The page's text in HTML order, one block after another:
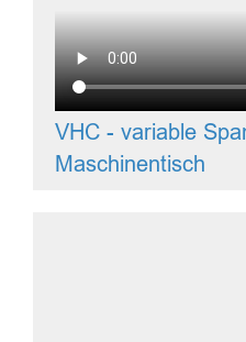
VHC - variable
Maschinentisch